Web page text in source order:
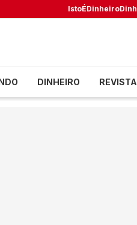
IstoÉDinheiro
DINHEIRO REVISTA